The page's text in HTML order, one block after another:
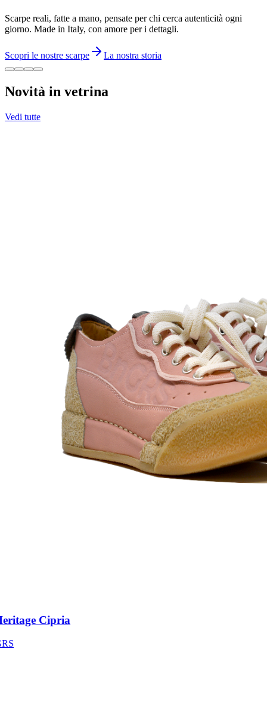
Scarpe reali, fatte a mano, pensate per chi cerca autenticità ogni
giorno. Made in Italy, con amore per i dettagli.
Scopri le nostre scarpe La nostra storia
Novità in vetrina
Vedi tutte
Cipria